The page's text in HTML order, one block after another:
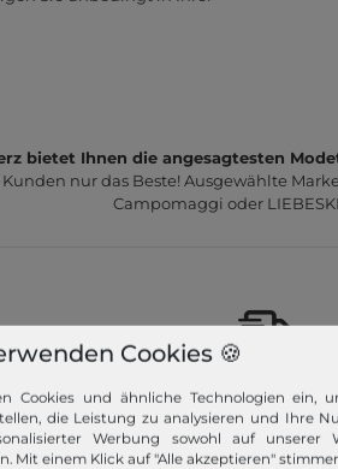
bietet Ihnen die angesagtesten
nur das Beste! Ausgewählte
Campomaggi oder
Schneller
Wir versenden Ihre Bestellung
Premiumversand.
Cookies 🍪
Cookies und ähnliche Technologien ein,
die Leistung zu analysieren und Ihre
Werbung sowohl auf
Mit einem Klick auf "Alle akzeptieren"